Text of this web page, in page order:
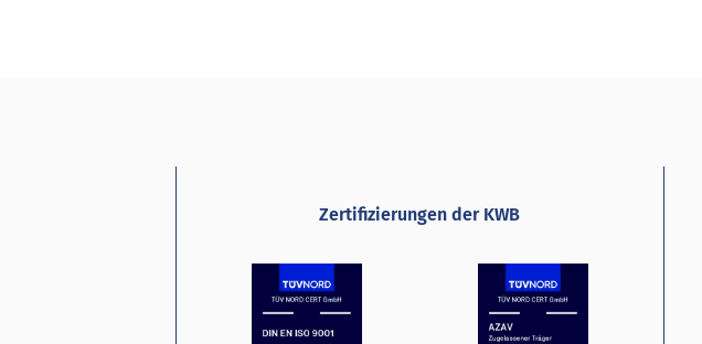
Zertifizierungen der KWB